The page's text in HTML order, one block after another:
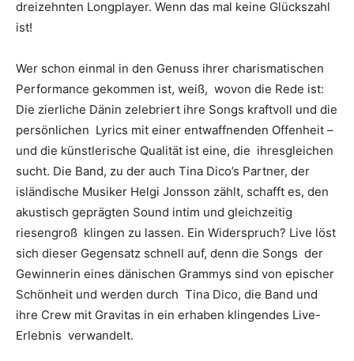
dreizehnten Longplayer. Wenn das mal keine Glückszahl
ist!
Wer schon einmal in den Genuss ihrer charismatischen
Performance gekommen ist, weiß, wovon die Rede ist:
Die zierliche Dänin zelebriert ihre Songs kraftvoll und die
persönlichen Lyrics mit einer entwaffnenden Offenheit –
und die künstlerische Qualität ist eine, die ihresgleichen
sucht. Die Band, zu der auch Tina Dico’s Partner, der
isländische Musiker Helgi Jonsson zählt, schafft es, den
akustisch geprägten Sound intim und gleichzeitig
riesengroß klingen zu lassen. Ein Widerspruch? Live löst
sich dieser Gegensatz schnell auf, denn die Songs der
Gewinnerin eines dänischen Grammys sind von epischer
Schönheit und werden durch Tina Dico, die Band und
ihre Crew mit Gravitas in ein erhaben klingendes Live-
Erlebnis verwandelt.